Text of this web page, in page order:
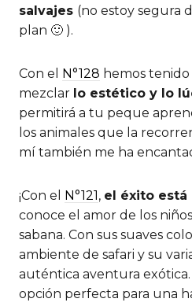
salvajes (no estoy segura
plan 🙂 ).
Con el N°128 hemos
mezclar lo estético y lo
permitirá a tu peque
los animales que la
mí también me ha
¡Con el N°121 , el éxito está
conoce el amor de los
sabana. Con sus suaves
ambiente de safari y su
auténtica aventura exótica.
opción perfecta para una